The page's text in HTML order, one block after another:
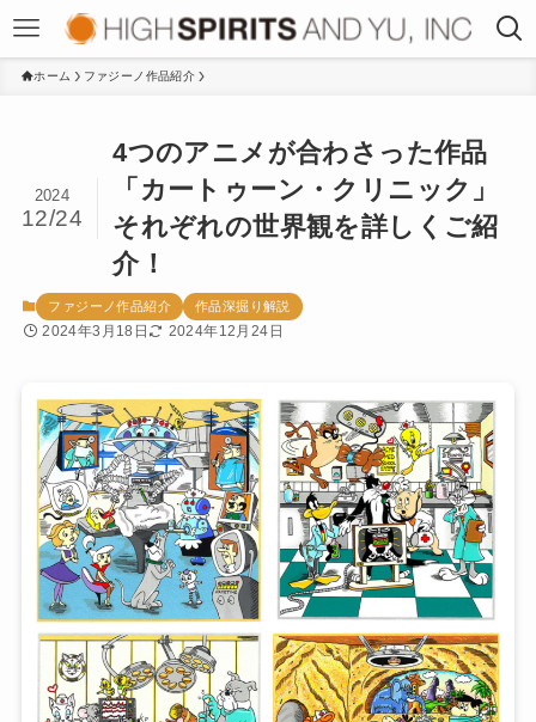
ホーム ファジーノ作品紹介
4つのアニメが合わさった作品
「カートゥーン・クリニック」
それぞれの世界観を詳しくご紹
介！
2024
12/24
ファジーノ作品紹介 作品深掘り解説
2024年3月18日 2024年12月24日